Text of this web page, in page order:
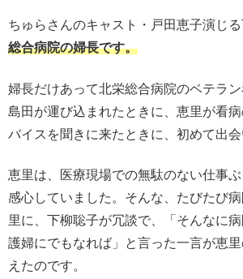
ちゅらさんのキャスト・戸田恵子演じる
総合病院の婦長です。
婦長だけあって北栄総合病院のベテラン
島田が運び込まれたときに、恵里が看
バイスを聞きに来たときに、初めて出会
恵里は、医療現場での無駄のない仕事
感心していました。そんな、たびたび
里に、下柳聡子が冗談で、「そんなに
護婦にでもなれば」と言った一言が恵
えたのです。